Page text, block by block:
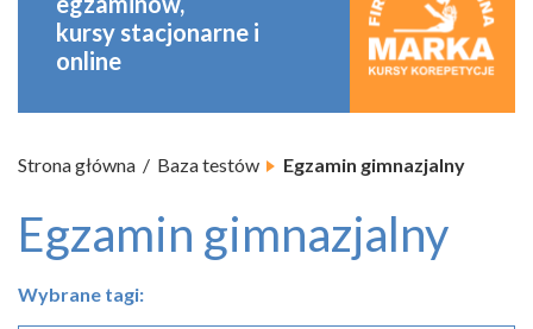
kursy stacjonarne i
online
Strona główna Baza testów Egzamin gimnazjalny
Egzamin gimnazjalny
Wybrane tagi: